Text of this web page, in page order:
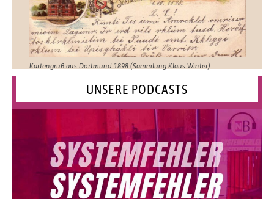
Kartengruß aus Dortmund 1898 (Sammlung Klaus Winter)
UNSERE PODCASTS